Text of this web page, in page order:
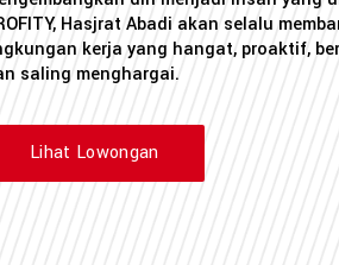
Hasjrat Abadi akan selalu
kerja yang hangat, proaktif,
saling menghargai.
Lihat Lowongan